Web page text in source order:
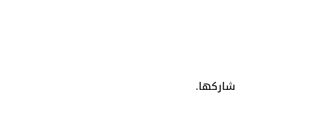
شاركها.